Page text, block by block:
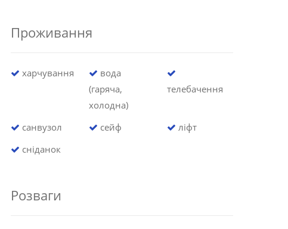
Проживання
харчування
вода
(гаряча,
холодна)
телебачення
санвузол сейф
ліфт
сніданок
Розваги